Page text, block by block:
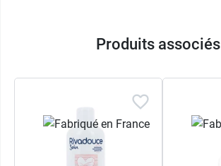
Produits associés